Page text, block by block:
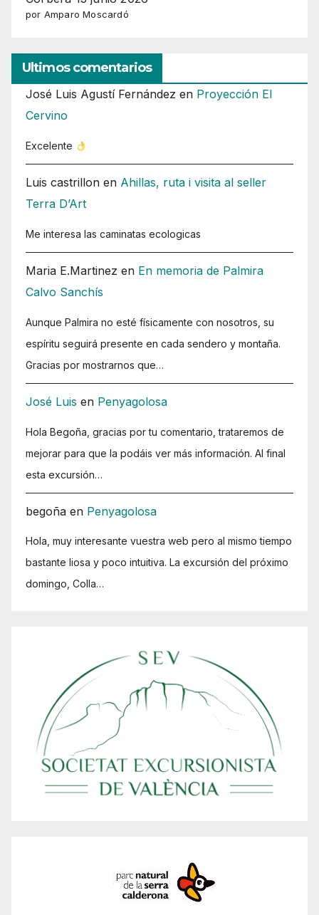
por Amparo Moscardó
Ultimos comentarios
José Luis Agustí Fernández en Proyección El
Cervino
Excelente
Luis castrillon en Ahillas, ruta i visita al seller
Terra D’Art
Me interesa las caminatas ecologicas
Maria E.Martinez en En memoria de Palmira
Calvo Sanchís
Aunque Palmira no esté físicamente con nosotros, su
espíritu seguirá presente en cada sendero y montaña.
Gracias por mostrarnos que…
José Luis en Penyagolosa
Hola Begoña, gracias por tu comentario, trataremos de
mejorar para que la podáis ver más información. Al final
esta excursión…
begoña en Penyagolosa
Hola, muy interesante vuestra web pero al mismo tiempo
bastante liosa y poco intuitiva. La excursión del próximo
domingo, Colla…